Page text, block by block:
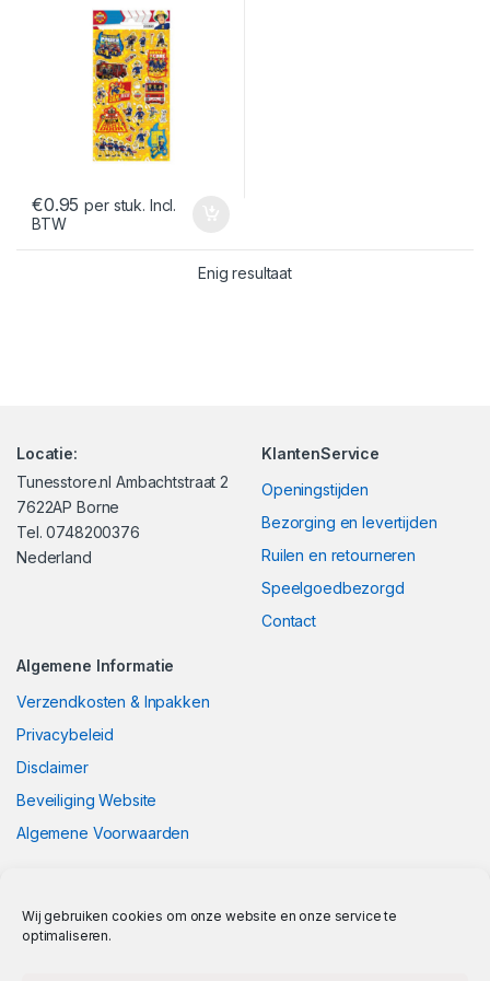
Wij gebruiken cookies om onze website en onze service te
optimaliseren.
€0.95 per stuk. Incl.
BTW
Enig resultaat
Locatie:
Tunesstore.nl Ambachtstraat 2
7622AP Borne
Tel. 0748200376
Nederland
KlantenService
Openingstijden
Bezorging en levertijden
Ruilen en retourneren
Speelgoedbezorgd
Contact
Algemene Informatie
Verzendkosten & Inpakken
Privacybeleid
Disclaimer
Beveiliging Website
Algemene Voorwaarden